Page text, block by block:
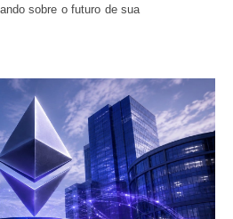
sobre o futuro de sua